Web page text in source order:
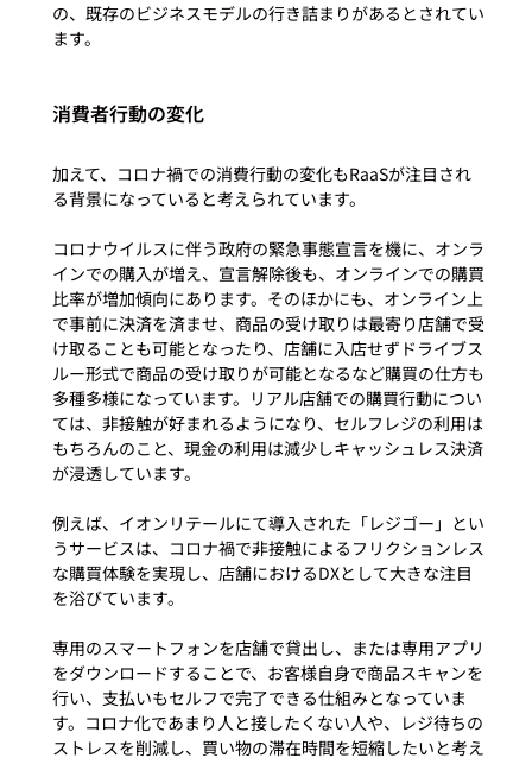
の、既存のビジネスモデルの行き詰まりがあるとされてい
消費者行動の変化
加えて、コロナ禍での消費行動の変化もRaaSが注目され
る背景になっていると考えられています。
コロナウイルスに伴う政府の緊急事態宣言を機に、オンラ
インでの購入が増え、宣言解除後も、オンラインでの購買
比率が増加傾向にあります。そのほかにも、オンライン上
で事前に決済を済ませ、商品の受け取りは最寄り店舗で受
け取ることも可能となったり、店舗に入店せずドライブス
ルー形式で商品の受け取りが可能となるなど購買の仕方も
多種多様になっています。リアル店舗での購買行動につい
ては、非接触が好まれるようになり、セルフレジの利用は
もちろんのこと、現金の利用は減少しキャッシュレス決済
が浸透しています。
例えば、イオンリテールにて導入された「レジゴー」とい
うサービスは、コロナ禍で非接触によるフリクションレス
な購買体験を実現し、店舗におけるDXとして大きな注目
を浴びています。
専用のスマートフォンを店舗で貸出し、または専用アプリ
をダウンロードすることで、お客様自身で商品スキャンを
行い、支払いもセルフで完了できる仕組みとなっていま
す。コロナ化であまり人と接したくない人や、レジ待ちの
ストレスを削減し、買い物の滞在時間を短縮したいと考え